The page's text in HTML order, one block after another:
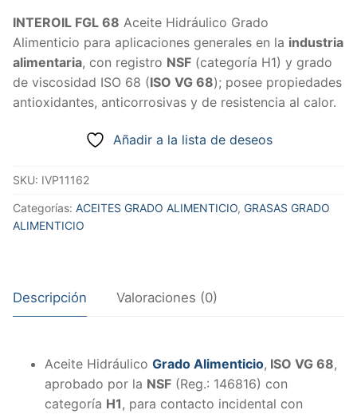
INTEROIL FGL 68 Aceite Hidráulico Grado
Alimenticio para aplicaciones generales en la industria
alimentaria, con registro NSF (categoría H1) y grado
de viscosidad ISO 68 (ISO VG 68); posee propiedades
antioxidantes, anticorrosivas y de resistencia al calor.
Añadir a la lista de deseos
SKU: IVP11162
Categorías: ACEITES GRADO ALIMENTICIO, GRASAS GRADO
ALIMENTICIO
Descripción Valoraciones (0)
Aceite Hidráulico Grado Alimenticio, ISO VG 68,
aprobado por la NSF (Reg.: 146816) con
categoría H1, para contacto incidental con